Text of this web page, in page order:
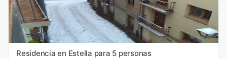
Residencia en Estella para 5 personas